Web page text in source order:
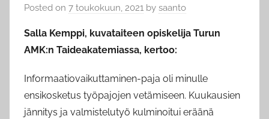
Posted on 7 toukokuun, 2021 by saanto
Salla Kemppi, kuvataiteen opiskelija Turun
AMK:n Taideakatemiassa, kertoo:
Informaatiovaikuttaminen-paja oli minulle
ensikosketus työpajojen vetämiseen. Kuukausien
jännitys ja valmistelutyö kulminoitui eräänä